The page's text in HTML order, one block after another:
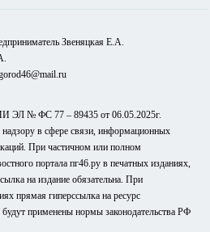
Звеняцкая Е.А.
ЭЛ № ФС 77 – 89435 от 06.05.2025г.
в сфере связи, информационных
При частичном или полном
портала пг46.ру в печатных изданиях,
на издание обязательна. При
прямая гиперссылка на ресурс
будут применены нормы законодательства РФ